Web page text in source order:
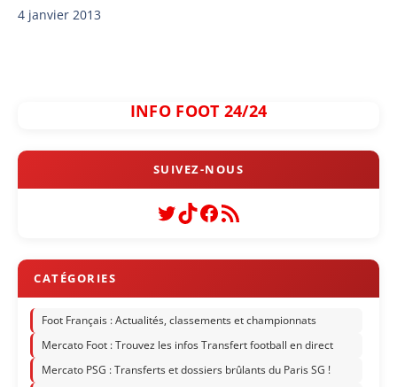
4 janvier 2013
INFO FOOT 24/24
Twitter
TikTok
Facebook
Flux RSS
Foot Français : Actualités, classements et championnats
Mercato Foot : Trouvez les infos Transfert football en direct
Mercato PSG : Transferts et dossiers brûlants du Paris SG !